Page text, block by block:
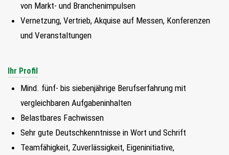
von Markt- und Branchenimpulsen
Vernetzung, Vertrieb, Akquise auf Messen, Konferenzen
und Veranstaltungen
Ihr Profil
Mind. fünf- bis siebenjährige Berufserfahrung mit
vergleichbaren Aufgabeninhalten
Belastbares Fachwissen
Sehr gute Deutschkenntnisse in Wort und Schrift
Teamfähigkeit, Zuverlässigkeit, Eigeninitiative,